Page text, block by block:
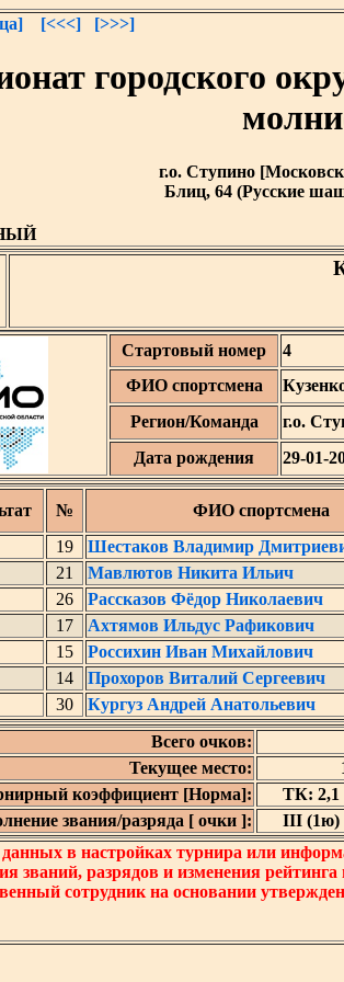
[<<<] [>>>]
городского
г.о. Ступино
Блиц, 64 (Русские
Стартовый номер 4
ФИО спортсмена
Регион/Команда
г.о.
Дата рождения
29-01-
№ ФИО спортсмена
19 Шестаков Владимир
21 Мавлютов Никита Ильич
26 Рассказов Фёдор Николаевич
17 Ахтямов Ильдус Рафикович
15 Россихин Иван Михайлович
14 Прохоров Виталий Сергеевич
30 Кургуз Андрей Анатольевич
Всего очков:
Текущее место:
коэффициент [Норма]:
ТК: 2,1
звания/разряда [ очки ]:
III (1ю)
в настройках турнира или
званий, разрядов и изменения
сотрудник на основании